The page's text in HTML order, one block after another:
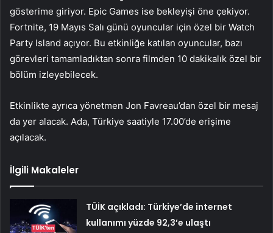
gösterime giriyor. Epic Games ise bekleyişi öne çekiyor.
Fortnite, 19 Mayıs Salı günü oyuncular için özel bir Watch
Party Island açıyor. Bu etkinliğe katılan oyuncular, bazı
görevleri tamamladıktan sonra filmden 10 dakikalık özel bir
bölüm izleyebilecek.
Etkinlikte ayrıca yönetmen Jon Favreau’dan özel bir mesaj
da yer alacak. Ada, Türkiye saatiyle 17.00’de erişime
açılacak.
İlgili Makaleler
TÜİK açıkladı: Türkiye’de internet
kullanımı yüzde 92,3’e ulaştı